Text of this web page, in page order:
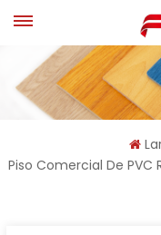
Piso Comercial De PVC